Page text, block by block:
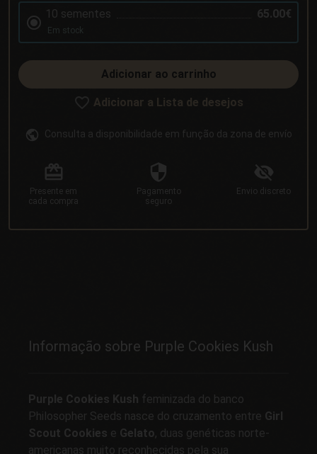
10 sementes 65.00€
Em stock
Adicionar ao carrinho
Adicionar a Lista de desejos
Consulta a disponibilidade em função da zona de envío
Presente em
cada compra
Pagamento
seguro
Envio discreto
Informação sobre Purple Cookies Kush
Purple Cookies Kush feminizada do banco
Philosopher Seeds nasce do cruzamento entre Girl
Scout Cookies e Gelato, duas genéticas norte-
americanas muito reconhecidas pela sua